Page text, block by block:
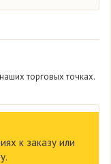
торговых точках.
к заказу или